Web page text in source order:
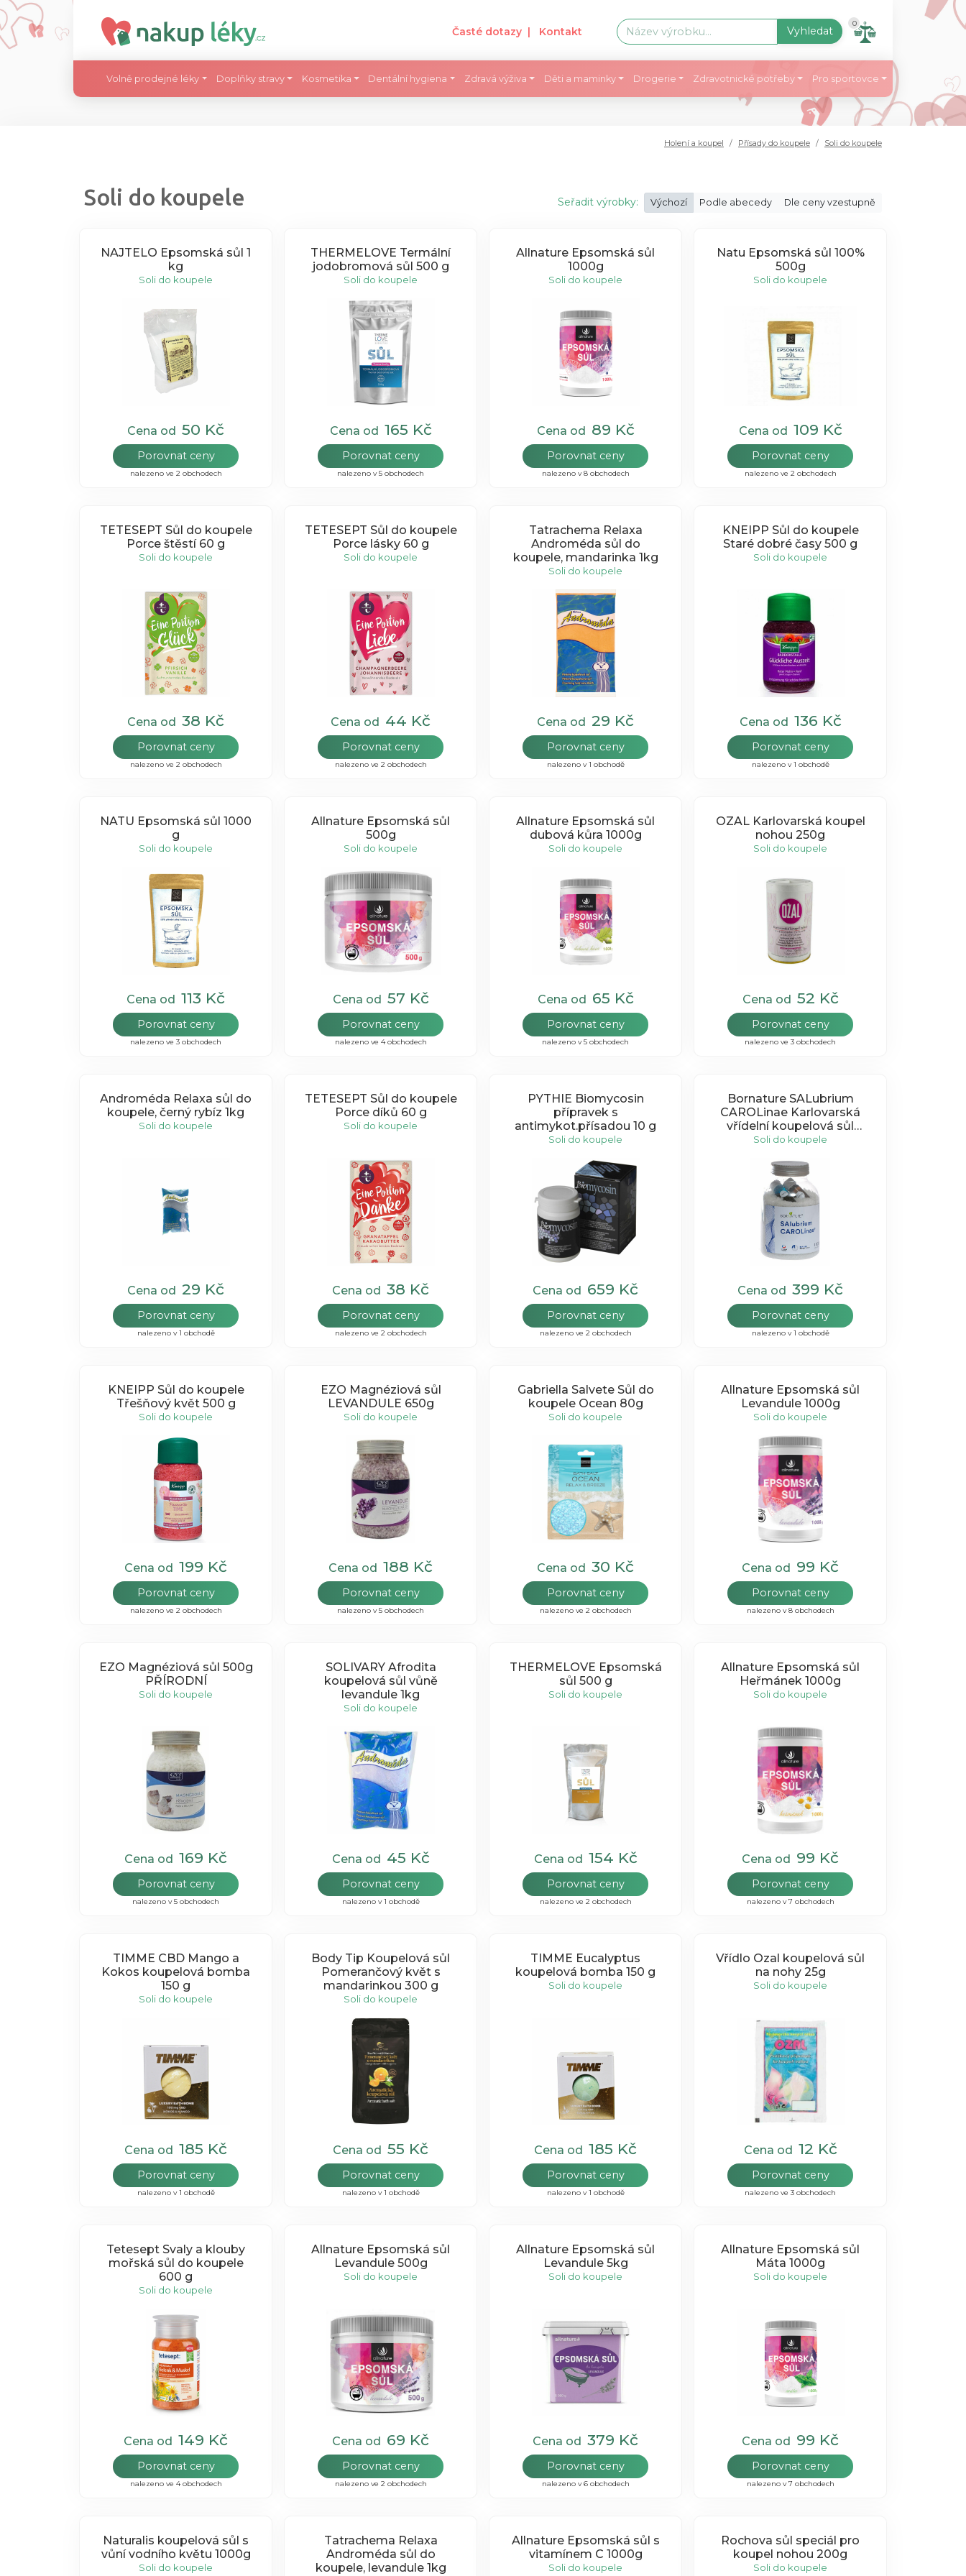
Časté dotazy | Kontakt Vyhledat
0
Volně prodejné léky Doplňky stravy Kosmetika Dentální hygiena Zdravá výživa Děti a maminky Drogerie Zdravotnické potřeby Pro sportovce
Holení a koupel Přísady do koupele Soli do koupele
Soli do koupele Seřadit výrobky: Výchozí Podle abecedy Dle ceny vzestupně
NAJTELO Epsomská sůl 1
kg
Soli do koupele
Cena od 50 Kč
Porovnat ceny
nalezeno ve 2 obchodech
THERMELOVE Termální
jodobromová sůl 500 g
Soli do koupele
Cena od 165 Kč
Porovnat ceny
nalezeno v 5 obchodech
Allnature Epsomská sůl
1000g
Soli do koupele
Cena od 89 Kč
Porovnat ceny
nalezeno v 8 obchodech
Natu Epsomská sůl 100%
500g
Soli do koupele
Cena od 109 Kč
Porovnat ceny
nalezeno ve 2 obchodech
TETESEPT Sůl do koupele
Porce štěstí 60 g
Soli do koupele
Cena od 38 Kč
Porovnat ceny
nalezeno ve 2 obchodech
TETESEPT Sůl do koupele
Porce lásky 60 g
Soli do koupele
Cena od 44 Kč
Porovnat ceny
nalezeno ve 2 obchodech
Tatrachema Relaxa
Androméda sůl do
koupele, mandarinka 1kg
Soli do koupele
Cena od 29 Kč
Porovnat ceny
nalezeno v 1 obchodě
KNEIPP Sůl do koupele
Staré dobré časy 500 g
Soli do koupele
Cena od 136 Kč
Porovnat ceny
nalezeno v 1 obchodě
NATU Epsomská sůl 1000
g
Soli do koupele
Cena od 113 Kč
Porovnat ceny
nalezeno ve 3 obchodech
Allnature Epsomská sůl
500g
Soli do koupele
Cena od 57 Kč
Porovnat ceny
nalezeno ve 4 obchodech
Allnature Epsomská sůl
dubová kůra 1000g
Soli do koupele
Cena od 65 Kč
Porovnat ceny
nalezeno v 5 obchodech
OZAL Karlovarská koupel
nohou 250g
Soli do koupele
Cena od 52 Kč
Porovnat ceny
nalezeno ve 3 obchodech
Androméda Relaxa sůl do
koupele, černý rybíz 1kg
Soli do koupele
Cena od 29 Kč
Porovnat ceny
nalezeno v 1 obchodě
TETESEPT Sůl do koupele
Porce díků 60 g
Soli do koupele
Cena od 38 Kč
Porovnat ceny
nalezeno ve 2 obchodech
PYTHIE Biomycosin
přípravek s
antimykot.přísadou 10 g
Soli do koupele
Cena od 659 Kč
Porovnat ceny
nalezeno ve 2 obchodech
Bornature SALubrium
CAROLinae Karlovarská
vřídelní koupelová sůl
1000g
Soli do koupele
Cena od 399 Kč
Porovnat ceny
nalezeno v 1 obchodě
KNEIPP Sůl do koupele
Třešňový květ 500 g
Soli do koupele
Cena od 199 Kč
Porovnat ceny
nalezeno ve 2 obchodech
EZO Magnéziová sůl
LEVANDULE 650g
Soli do koupele
Cena od 188 Kč
Porovnat ceny
nalezeno v 5 obchodech
Gabriella Salvete Sůl do
koupele Ocean 80g
Soli do koupele
Cena od 30 Kč
Porovnat ceny
nalezeno ve 2 obchodech
Allnature Epsomská sůl
Levandule 1000g
Soli do koupele
Cena od 99 Kč
Porovnat ceny
nalezeno v 8 obchodech
EZO Magnéziová sůl 500g
PŘÍRODNÍ
Soli do koupele
Cena od 169 Kč
Porovnat ceny
nalezeno v 5 obchodech
SOLIVARY Afrodita
koupelová sůl vůně
levandule 1kg
Soli do koupele
Cena od 45 Kč
Porovnat ceny
nalezeno v 1 obchodě
THERMELOVE Epsomská
sůl 500 g
Soli do koupele
Cena od 154 Kč
Porovnat ceny
nalezeno ve 2 obchodech
Allnature Epsomská sůl
Heřmánek 1000g
Soli do koupele
Cena od 99 Kč
Porovnat ceny
nalezeno v 7 obchodech
TIMME CBD Mango a
Kokos koupelová bomba
150 g
Soli do koupele
Cena od 185 Kč
Porovnat ceny
nalezeno v 1 obchodě
Body Tip Koupelová sůl
Pomerančový květ s
mandarinkou 300 g
Soli do koupele
Cena od 55 Kč
Porovnat ceny
nalezeno v 1 obchodě
TIMME Eucalyptus
koupelová bomba 150 g
Soli do koupele
Cena od 185 Kč
Porovnat ceny
nalezeno v 1 obchodě
Vřídlo Ozal koupelová sůl
na nohy 25g
Soli do koupele
Cena od 12 Kč
Porovnat ceny
nalezeno ve 3 obchodech
Tetesept Svaly a klouby
mořská sůl do koupele
600 g
Soli do koupele
Cena od 149 Kč
Porovnat ceny
nalezeno ve 4 obchodech
Allnature Epsomská sůl
Levandule 500g
Soli do koupele
Cena od 69 Kč
Porovnat ceny
nalezeno ve 2 obchodech
Allnature Epsomská sůl
Levandule 5kg
Soli do koupele
Cena od 379 Kč
Porovnat ceny
nalezeno v 6 obchodech
Allnature Epsomská sůl
Máta 1000g
Soli do koupele
Cena od 99 Kč
Porovnat ceny
nalezeno v 7 obchodech
Naturalis koupelová sůl s
vůní vodního květu 1000g
Soli do koupele
Tatrachema Relaxa
Androméda sůl do
koupele, levandule 1kg
Allnature Epsomská sůl s
vitamínem C 1000g
Soli do koupele
Rochova sůl speciál pro
koupel nohou 200g
Soli do koupele